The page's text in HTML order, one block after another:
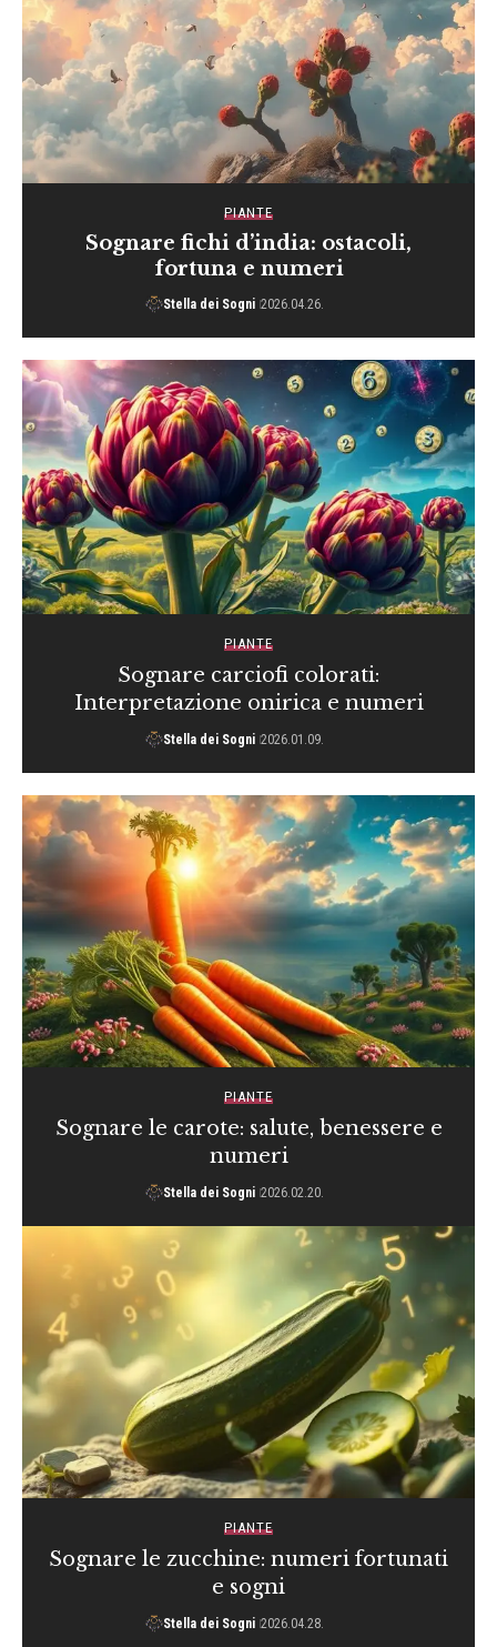
OGGETTI
Sognare di stirare: mettere
ordine nella vita e
interpretazione
PIANTE
Sognare fichi d’india: ostacoli,
fortuna e numeri
Stella dei Sogni 2026.04.26.
PIANTE
Sognare carciofi colorati:
Interpretazione onirica e numeri
Stella dei Sogni 2026.01.09.
PIANTE
Sognare le carote: salute, benessere e
numeri
Stella dei Sogni 2026.02.20.
PIANTE
Sognare le zucchine: numeri fortunati
e sogni
Stella dei Sogni 2026.04.28.